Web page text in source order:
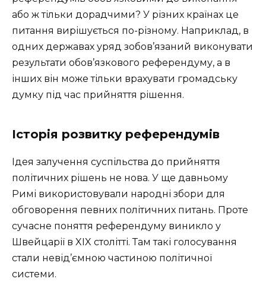
або ж тільки дорадчими? У різних країнах це
питання вирішується по-різному. Наприклад, в
одних державах уряд зобов’язаний виконувати
результати обов’язкового референдуму, а в
інших він може тільки врахувати громадську
думку під час прийняття рішення.
Історія розвитку референдумів
Ідея залучення суспільства до прийняття
політичних рішень не нова. У ще давньому
Римі використовували народні збори для
обговорення певних політичних питань. Проте
сучасне поняття референдуму виникло у
Швейцарії в XIX столітті. Там такі голосування
стали невід’ємною частиною політичної
системи.